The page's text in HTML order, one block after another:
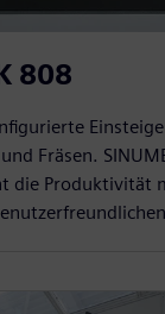
808
Fräsen.
die Produktivität